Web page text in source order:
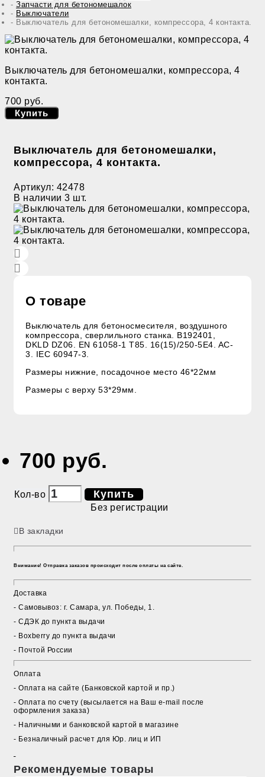
Запчасти для бетономешалок
Выключатели
Выключатель для бетономешалки, компрессора, 4 контакта.
Выключатель для бетономешалки, компрессора, 4
контакта.
700 руб.
Купить
Выключатель для бетономешалки,
компрессора, 4 контакта.
Артикул: 42478
В наличии 3 шт.
О товаре
Выключатель для бетоносмесителя, воздушного
компрессора, сверлильного станка. B192401,
DKLD DZ06. EN 61058-1 T85. 16(15)/250-5E4. AC-
3. IEC 60947-3.
Размеры нижние, посадочное место 46*22мм
Размеры с верху 53*29мм.
700 руб.
Кол-во Купить
Без регистрации
В закладки
Внимание! Отправка заказов происходит после оплаты на сайте.
Доставка
- Cамовывоз: г. Самара, ул. Победы, 1.
- СДЭК до пункта выдачи
- Boxberry до пункта выдачи
- Почтой России
Оплата
- Оплата на сайте (Банковской картой и пр.)
- Оплата по счету (высылается на Ваш e-mail после
оформления заказа)
- Наличными и банковской картой в магазине
- Безналичный расчет для Юр. лиц и ИП
Рекомендуемые товары